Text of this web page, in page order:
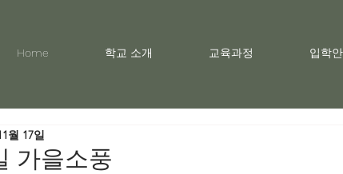
Home 학교 소개 교육과정 입학
가을소풍
월 17일